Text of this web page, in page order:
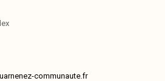
communaute.fr